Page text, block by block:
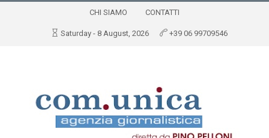
CHI SIAMO CONTATTI
Saturday - 8 August, 2026 +39 06 99709546